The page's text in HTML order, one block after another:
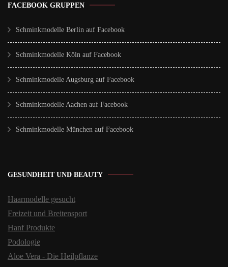
FACEBOOK GRUPPEN
Schminkmodelle Berlin auf Facebook
Schminkmodelle Köln auf Facebook
Schminkmodelle Augsburg auf Facebook
Schminkmodelle Aachen auf Facebook
Schminkmodelle München auf Facebook
GESUNDHEIT UND BEAUTY
Haarmodelle gesucht
Freizeit und Breitensport
Hanf Produkte
Podologie
Aloe Vera - Die Heilpflanze